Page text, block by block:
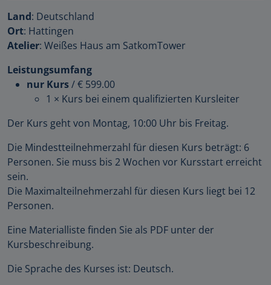
Land: Deutschland
Ort: Hattingen
Atelier: Weißes Haus am SatkomTower
Leistungsumfang
nur Kurs/€ 599.00
1 × Kurs bei einem qualifizierten Kursleiter
Der Kurs geht von Montag, 10:00 Uhr bis Freitag.
Die Mindestteilnehmerzahl für diesen Kurs beträgt: 6
Personen. Sie muss bis 2 Wochen vor Kursstart erreicht
sein.
Die Maximalteilnehmerzahl für diesen Kurs liegt bei 12
Personen.
Eine Materialliste finden Sie als PDF unter der
Kursbeschreibung.
Die Sprache des Kurses ist: Deutsch.